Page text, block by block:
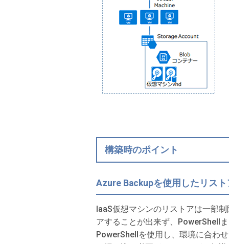
構築時のポイント
Azure Backupを使用したリス
IaaS仮想マシンのリストアは一部
アすることが出来ず、PowerShell
PowerShellを使用し、環境に合わ